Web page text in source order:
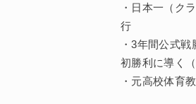
・日本一（ク
行
・3年間公式
初勝利に導く
・元高校体育